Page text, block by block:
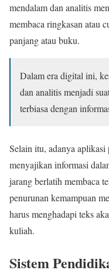
mendalam dan analitis
membaca ringkasan atau
panjang atau buku.
Dalam era digital ini,
dan analitis menjadi
terbiasa dengan
Selain itu, adanya
menyajikan informasi
jarang berlatih membaca
penurunan kemampuan
harus menghadapi teks
kuliah.
Sistem